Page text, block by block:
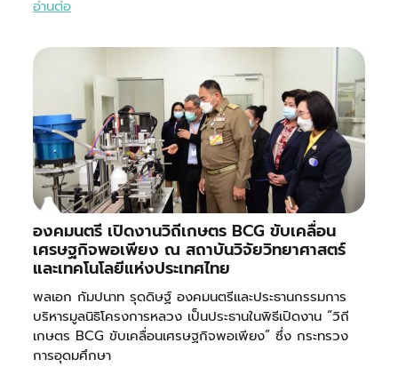
อ่านต่อ
องคมนตรี เปิดงานวิถีเกษตร BCG ขับเคลื่อน
เศรษฐกิจพอเพียง ณ สถาบันวิจัยวิทยาศาสตร์
และเทคโนโลยีแห่งประเทศไทย
พลเอก กัมปนาท รุดดิษฐ์ องคมนตรีและประธานกรรมการ
บริหารมูลนิธิโครงการหลวง เป็นประธานในพิธีเปิดงาน “วิถี
เกษตร BCG ขับเคลื่อนเศรษฐกิจพอเพียง” ซึ่ง กระทรวง
การอุดมศึกษา